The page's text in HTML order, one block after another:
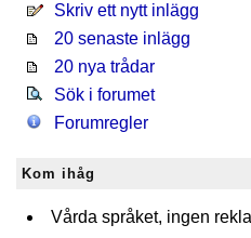
Skriv ett nytt inlägg
20 senaste inlägg
20 nya trådar
Sök i forumet
Forumregler
Kom ihåg
Vårda språket, ingen